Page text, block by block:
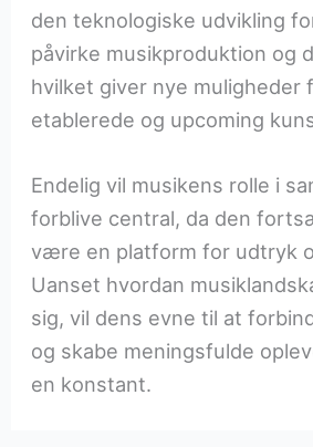
den teknologiske udvikling
påvirke musikproduktion og
hvilket giver nye muligheder
etablerede og upcoming
Endelig vil musikens rolle i
forblive central, da den
være en platform for udtryk
Uanset hvordan
sig, vil dens evne til at
og skabe meningsfulde
en konstant.